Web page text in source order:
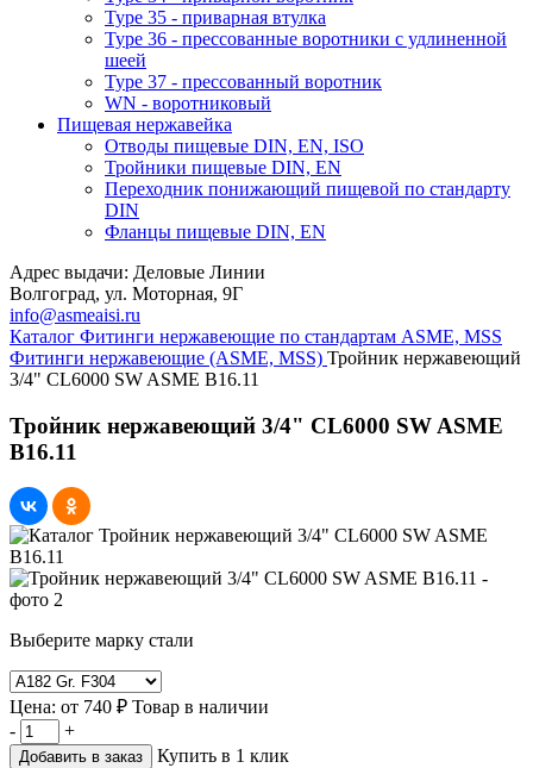
Type 35 - приварная втулка
Type 36 - прессованные воротники с удлиненной
шеей
Type 37 - прессованный воротник
WN - воротниковый
Пищевая нержавейка
Отводы пищевые DIN, EN, ISO
Тройники пищевые DIN, EN
Переходник понижающий пищевой по стандарту
DIN
Фланцы пищевые DIN, EN
Адрес выдачи: Деловые Линии
Волгоград, ул. Моторная, 9Г
info@asmeaisi.ru
Каталог Фитинги нержавеющие по стандартам ASME, MSS
Фитинги нержавеющие (ASME, MSS) Тройник нержавеющий
3/4" CL6000 SW ASME B16.11
Тройник нержавеющий 3/4" CL6000 SW ASME
B16.11
Выберите марку стали
Цена: от 740 ₽ Товар в наличии
-
+
Добавить в заказ
Купить в 1 клик